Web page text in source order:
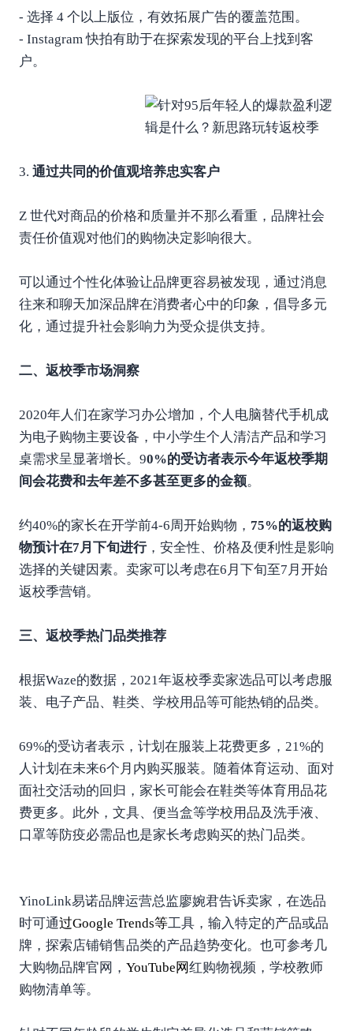
- 选择 4 个以上版位，有效拓展广告的覆盖范围。
- Instagram 快拍有助于在探索发现的平台上找到客
户。
3. 通过共同的价值观培养忠实客户
Z 世代对商品的价格和质量并不那么看重，品牌社会
责任价值观对他们的购物决定影响很大。
可以通过个性化体验让品牌更容易被发现，通过消息
往来和聊天加深品牌在消费者心中的印象，倡导多元
化，通过提升社会影响力为受众提供支持。
二、返校季市场洞察
2020年人们在家学习办公增加，个人电脑替代手机成
为电子购物主要设备，中小学生个人清洁产品和学习
桌需求呈显著增长。90%的受访者表示今年返校季期
间会花费和去年差不多甚至更多的金额。
约40%的家长在开学前4-6周开始购物， 75%的返校购
物预计在7月下旬进行，安全性、价格及便利性是影响
选择的关键因素。卖家可以考虑在6月下旬至7月开始
返校季营销。
三、返校季热门品类推荐
根据Waze的数据，2021年返校季卖家选品可以考虑服
装、电子产品、鞋类、学校用品等可能热销的品类。
69%的受访者表示，计划在服装上花费更多，21%的
人计划在未来6个月内购买服装。随着体育运动、面对
面社交活动的回归，家长可能会在鞋类等体育用品花
费更多。此外，文具、便当盒等学校用品及洗手液、
口罩等防疫必需品也是家长考虑购买的热门品类。
YinoLink易诺品牌运营总监廖婉君告诉卖家，在选品
时可通过Google Trends等工具，输入特定的产品或品
牌，探索店铺销售品类的产品趋势变化。也可参考几
大购物品牌官网， YouTube网红购物视频，学校教师
购物清单等。